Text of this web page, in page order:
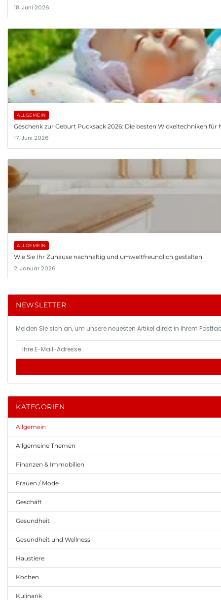
18. Juni 2026
ALLGEMEIN
Geschenk zur Geburt Pucksack 2026: Die besten Wickeltechniken für
17. Juni 2026
ALLGEMEIN
Wie Sie Ihr Zuhause nachhaltig und umweltfreundlich gestalten
2. Januar 2026
NEWSLETTER
Melden Sie sich an, um unsere neuesten Artikel direkt in Ihrem
KATEGORIEN
Allgemein
Allgemeine Themen
Finanzen & Immobilien
Frauen / Mode
Geschäft
Gesundheit
Gesundheit und Wellness
Haustiere
Kochen
Kulinarik